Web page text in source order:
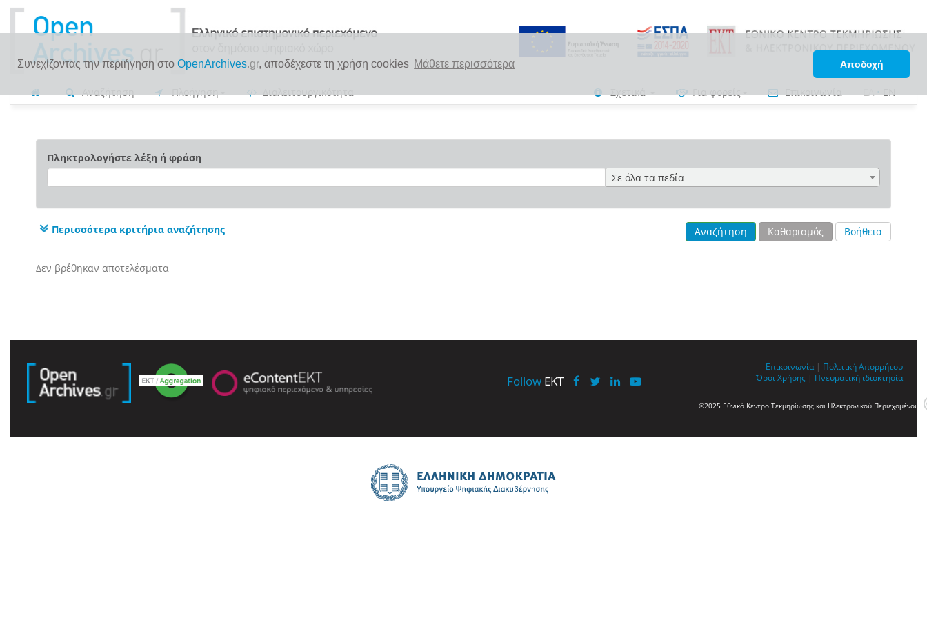
Συνεχίζοντας την περιήγηση στο OpenArchives.gr, αποδέχεστε τη χρήση cookies Μάθετε περισσότερα Αποδοχή
Αναζήτηση Πλοήγηση Διαλειτουργικότητα Σχετικά Για φορείς Επικοινωνία ΕΛ•EN
Πληκτρολογήστε λέξη ή φράση
Σε όλα τα πεδία
Περισσότερα κριτήρια αναζήτησης Αναζήτηση Καθαρισμός Βοήθεια
Δεν βρέθηκαν αποτελέσματα
Follow EKT
Επικοινωνία | Πολιτική Απορρήτου
Όροι Χρήσης | Πνευματική ιδιοκτησία
©2025 Εθνικό Κέντρο Τεκμηρίωσης και Ηλεκτρονικού Περιεχομένου